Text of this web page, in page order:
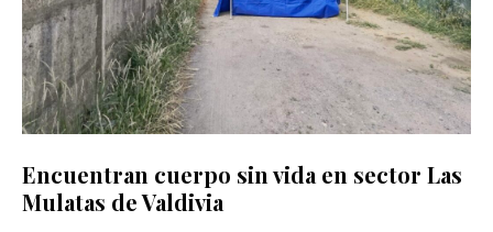
Encuentran cuerpo sin vida en sector Las
Mulatas de Valdivia